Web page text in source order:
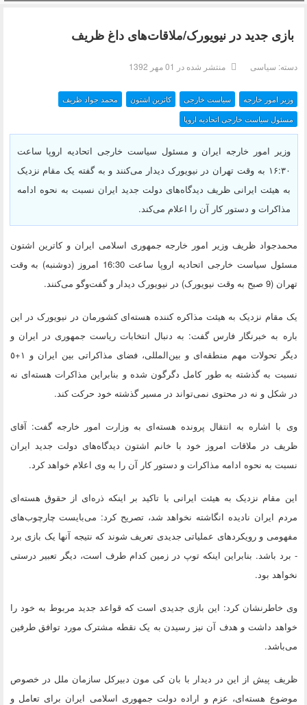
بازی جدید در نیویورک/ملاقات‌های داغ ظریف
دسته: سیاسی منتشر شده در 01 مهر 1392
وزیر امور خارجه سیاست خارجی کاترین اشتون
محمد جواد ظریف
مسئول سیاست خارجی اتحادیه اروپا
وزیر امور خارجه ایران و مسئول سیاست خارجی اتحادیه اروپا ساعت
۱۶:۳۰ به وقت تهران در نیویورک دیدار می‌کنند و به گفته یک مقام نزدیک
به هیئت ایرانی ظریف دیدگاه‌های دولت جدید ایران نسبت به نحوه ادامه
مذاکرات و دستور کار آن را اعلام می‌کند.
محمدجواد ظریف وزیر امور خارجه جمهوری اسلامی ایران و کاترین اشتون
مسئول سیاست خارجی اتحادیه اروپا ساعت 16:30 امروز (دوشنبه) به وقت
تهران (9 صبح به وقت نیویورک) در نیویورک دیدار و گفت‌وگو می‌کنند.
یک مقام نزدیک به هیئت مذاکره کننده هسته‌ای کشورمان در نیویورک در این
باره به خبرنگار فارس گفت: به دنبال انتخابات ریاست جمهوری در ایران و
دیگر تحولات مهم منطقه‌ای و بین‌المللی، فضای مذاکراتی بین ایران و ١+٥
نسبت به گذشته به طور کامل دگرگون شده و بنابراین مذاکرات هسته‌ای نه
در شکل و نه در محتوی نمی‌تواند در مسیر گذشته خود حرکت کند.
وی با اشاره به انتقال پرونده هسته‌ای به وزارت امور خارجه گفت: آقای
ظریف در ملاقات امروز خود با خانم اشتون دیدگاه‌های دولت جدید ایران
نسبت به نحوه ادامه مذاکرات و دستور کار آن را به وی اعلام خواهد کرد.
این مقام نزدیک به هیئت ایرانی با تاکید بر اینکه ذره‌ای از حقوق هسته‌ای
مردم ایران نادیده انگاشته نخواهد شد، تصریح کرد: می‌بایست چارچوب‌های
مفهومی و رویکردهای عملیاتی جدیدی تعریف شوند که نتیجه آنها یک بازی برد
- برد باشد. بنابراین اینکه توپ در زمین کدام طرف است، دیگر تعبیر درستی
نخواهد بود.
وی خاطرنشان کرد: این بازی جدیدی است که قواعد جدید مربوط به خود را
خواهد داشت و هدف آن نیز رسیدن به یک نقطه مشترک مورد توافق طرفین
می‌باشد.
ظریف پیش از این در دیدار با بان کی مون دبیرکل سازمان ملل در خصوص
موضوع هسته‌ای، عزم و اراده دولت جمهوری اسلامی ایران برای تعامل و